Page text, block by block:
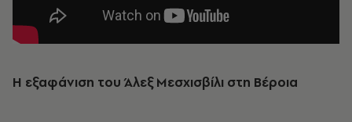
Η εξαφάνιση του Άλεξ Μεσχισβίλι στη Βέροια